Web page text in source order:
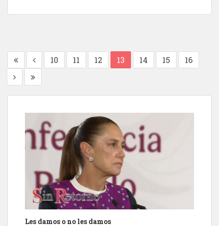
10 11 12 13 14 15 16
Les damos o no les damos